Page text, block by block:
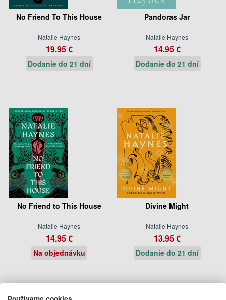
No Friend To This House
Natalie Haynes
19.95 €
Dodanie do 21 dní
Pandoras Jar
Natalie Haynes
14.95 €
Dodanie do 21 dní
No Friend to This House
Natalie Haynes
14.95 €
Na objednávku
Divine Might
Natalie Haynes
13.95 €
Dodanie do 21 dní